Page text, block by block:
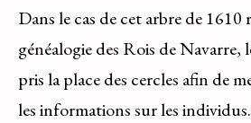
Dans le cas de cet arbre de
généalogie des Rois de Navarre,
pris la place des cercles afin de
les informations sur les